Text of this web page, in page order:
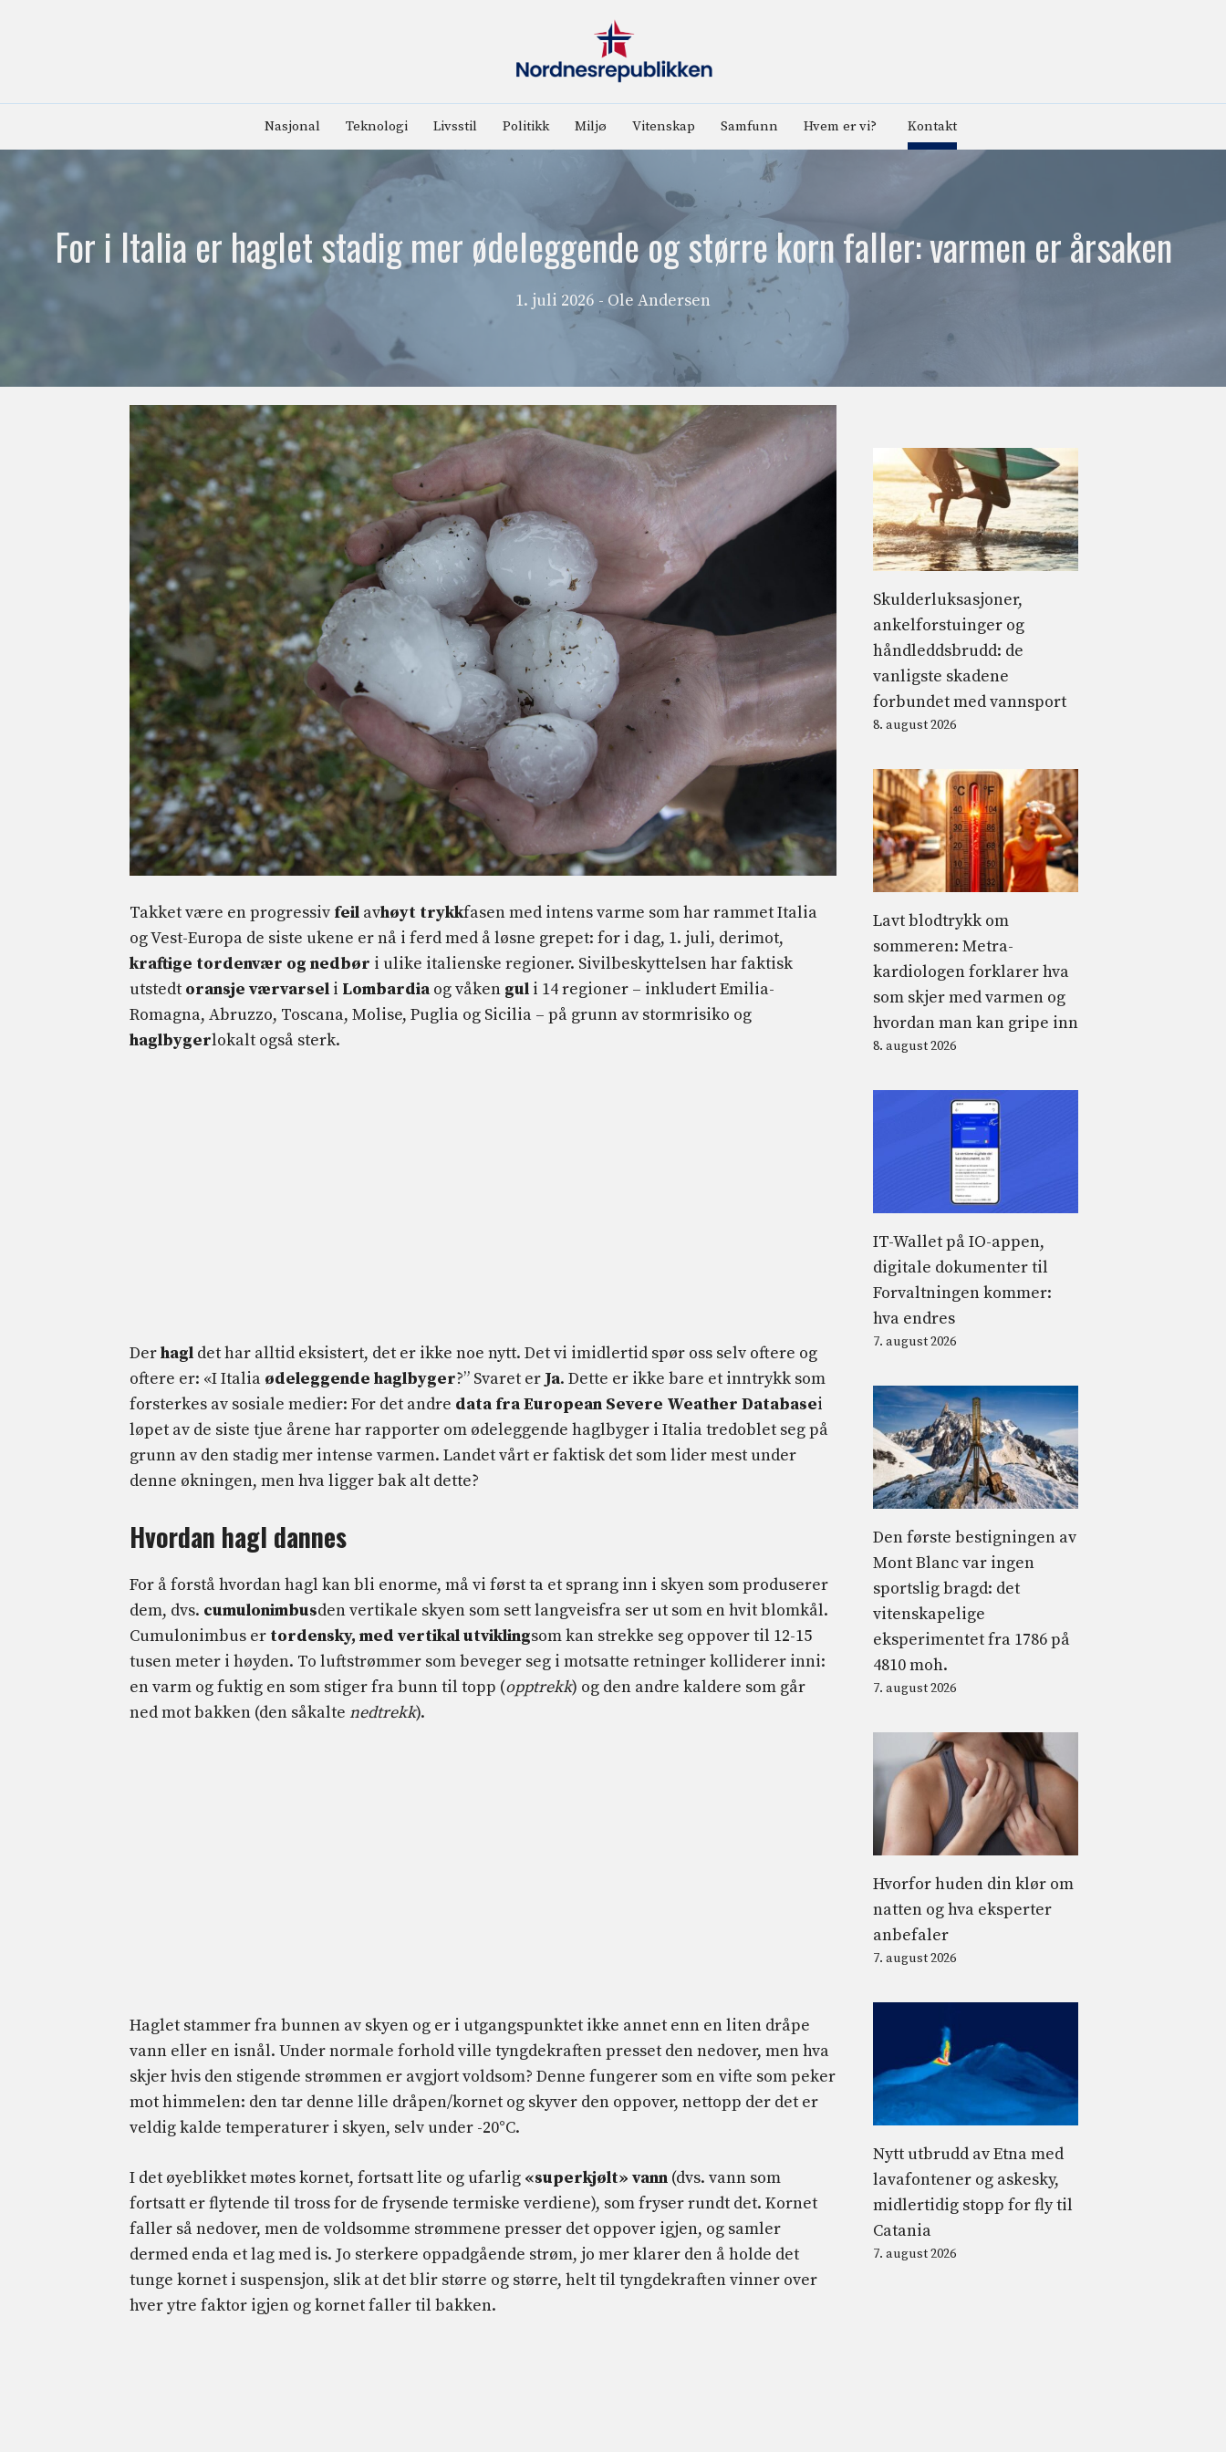
Nasjonal Teknologi Livsstil Politikk Miljø Vitenskap Samfunn Hvem er vi? Kontakt
For i Italia er haglet stadig mer ødeleggende og større korn faller: varmen er årsaken
1. juli 2026 - Ole Andersen
Takket være en progressiv feil avhøyt trykkfasen med intens varme som har rammet Italia
og Vest-Europa de siste ukene er nå i ferd med å løsne grepet: for i dag, 1. juli, derimot,
kraftige tordenvær og nedbør i ulike italienske regioner. Sivilbeskyttelsen har faktisk
utstedt oransje værvarsel i Lombardia og våken gul i 14 regioner – inkludert Emilia-
Romagna, Abruzzo, Toscana, Molise, Puglia og Sicilia – på grunn av stormrisiko og
haglbygerlokalt også sterk.
Derhagl det har alltid eksistert, det er ikke noe nytt. Det vi imidlertid spør oss selv oftere og
oftere er: «I Italia ødeleggende haglbyger?” Svaret er Ja. Dette er ikke bare et inntrykk som
forsterkes av sosiale medier: For det andre data fra European Severe Weather Databasei
løpet av de siste tjue årene har rapporter om ødeleggende haglbyger i Italia tredoblet seg på
grunn av den stadig mer intense varmen. Landet vårt er faktisk det som lider mest under
denne økningen, men hva ligger bak alt dette?
Hvordan hagl dannes
For å forstå hvordan hagl kan bli enorme, må vi først ta et sprang inn i skyen som produserer
dem, dvs. cumulonimbusden vertikale skyen som sett langveisfra ser ut som en hvit blomkål.
Cumulonimbus er tordensky, med vertikal utviklingsom kan strekke seg oppover til 12-15
tusen meter i høyden. To luftstrømmer som beveger seg i motsatte retninger kolliderer inni:
en varm og fuktig en som stiger fra bunn til topp (opptrekk) og den andre kaldere som går
ned mot bakken (den såkalte nedtrekk).
Haglet stammer fra bunnen av skyen og er i utgangspunktet ikke annet enn en liten dråpe
vann eller en isnål. Under normale forhold ville tyngdekraften presset den nedover, men hva
skjer hvis den stigende strømmen er avgjort voldsom? Denne fungerer som en vifte som peker
mot himmelen: den tar denne lille dråpen/kornet og skyver den oppover, nettopp der det er
veldig kalde temperaturer i skyen, selv under -20°C.
I det øyeblikket møtes kornet, fortsatt lite og ufarlig «superkjølt» vann (dvs. vann som
fortsatt er flytende til tross for de frysende termiske verdiene), som fryser rundt det. Kornet
faller så nedover, men de voldsomme strømmene presser det oppover igjen, og samler
dermed enda et lag med is. Jo sterkere oppadgående strøm, jo ​​mer klarer den å holde det
tunge kornet i suspensjon, slik at det blir større og større, helt til tyngdekraften vinner over
hver ytre faktor igjen og kornet faller til bakken.
Skulderluksasjoner,
ankelforstuinger og
håndleddsbrudd: de
vanligste skadene
forbundet med vannsport
8. august 2026
Lavt blodtrykk om
sommeren: Metra-
kardiologen forklarer hva
som skjer med varmen og
hvordan man kan gripe inn
8. august 2026
IT-Wallet på IO-appen,
digitale dokumenter til
Forvaltningen kommer:
hva endres
7. august 2026
Den første bestigningen av
Mont Blanc var ingen
sportslig bragd: det
vitenskapelige
eksperimentet fra 1786 på
4810 moh.
7. august 2026
Hvorfor huden din klør om
natten og hva eksperter
anbefaler
7. august 2026
Nytt utbrudd av Etna med
lavafontener og askesky,
midlertidig stopp for fly til
Catania
7. august 2026